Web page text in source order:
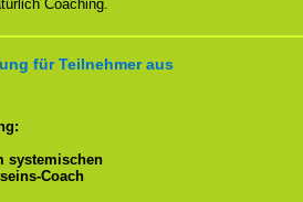
Coaching.
für Teilnehmer aus
systemischen
Coach